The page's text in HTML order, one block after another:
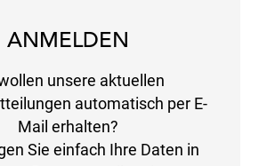
ANMELDEN
unsere aktuellen
automatisch per E-
Mail erhalten?
Sie einfach Ihre Daten in